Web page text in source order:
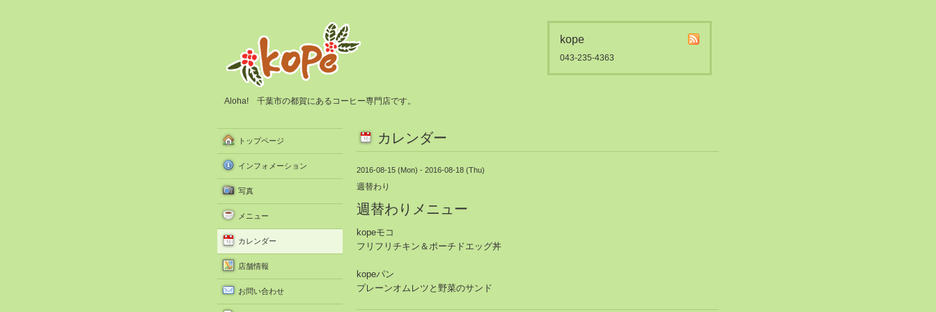
kope
043-235-4363
Aloha! 千葉市の都賀にあるコーヒー専門店です。
カレンダー
2016-08-15 (Mon) - 2016-08-18 (Thu)
週替わり
週替わりメニュー
kopeモコ
フリフリチキン＆ポーチドエッグ丼
kopeパン
プレーンオムレツと野菜のサンド
トップページ
インフォメーション
写真
メニュー
カレンダー
店舗情報
お問い合わせ